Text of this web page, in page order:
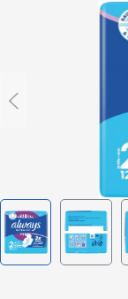
Bildergalerie